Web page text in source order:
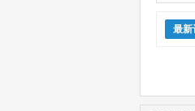
最新